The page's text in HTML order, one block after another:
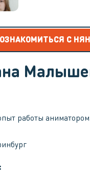
С
работы аниматором